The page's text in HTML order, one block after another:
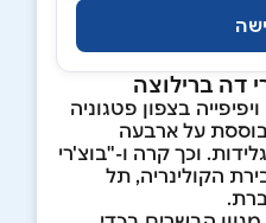
דה ברילוצה
בצפון פטגוניה
על ארבעה
וכך קרה ו-"בוצ'רי
הקולינריה, תל